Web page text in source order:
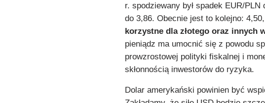
r. spodziewany był spadek EUR/
do 3,86. Obecnie jest to kolejno:
korzystne dla złotego oraz innych
pieniądz ma umocnić się z powodu
prowzrostowej polityki fiskalnej i
skłonnością inwestorów do ryzyka.
Dolar amerykański powinien być